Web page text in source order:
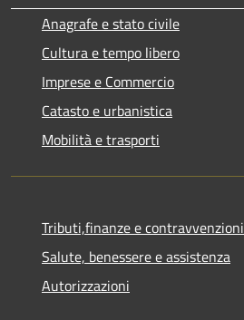
Anagrafe e stato civile
Cultura e tempo libero
Imprese e Commercio
Catasto e urbanistica
Mobilità e trasporti
Tributi,finanze e contravvenzioni
Salute, benessere e assistenza
Autorizzazioni